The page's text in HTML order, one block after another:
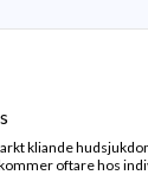
kliande
oftare hos